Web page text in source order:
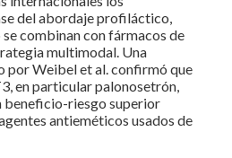
del abordaje profiláctico,
combinan con fármacos de
multimodal. Una
por Weibel et al. confirmó que
en particular palonosetrón,
beneficio-riesgo superior
antieméticos usados de